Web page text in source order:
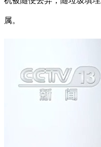
属。